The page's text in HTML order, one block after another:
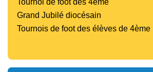
Tournoi de foot des 4ème
Grand Jubilé diocésain
Tournois de foot des élèves de 4ème